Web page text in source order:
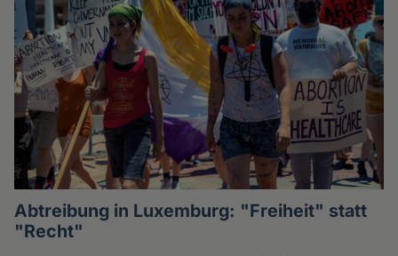
Abtreibung in Luxemburg: "Freiheit" statt
"Recht"